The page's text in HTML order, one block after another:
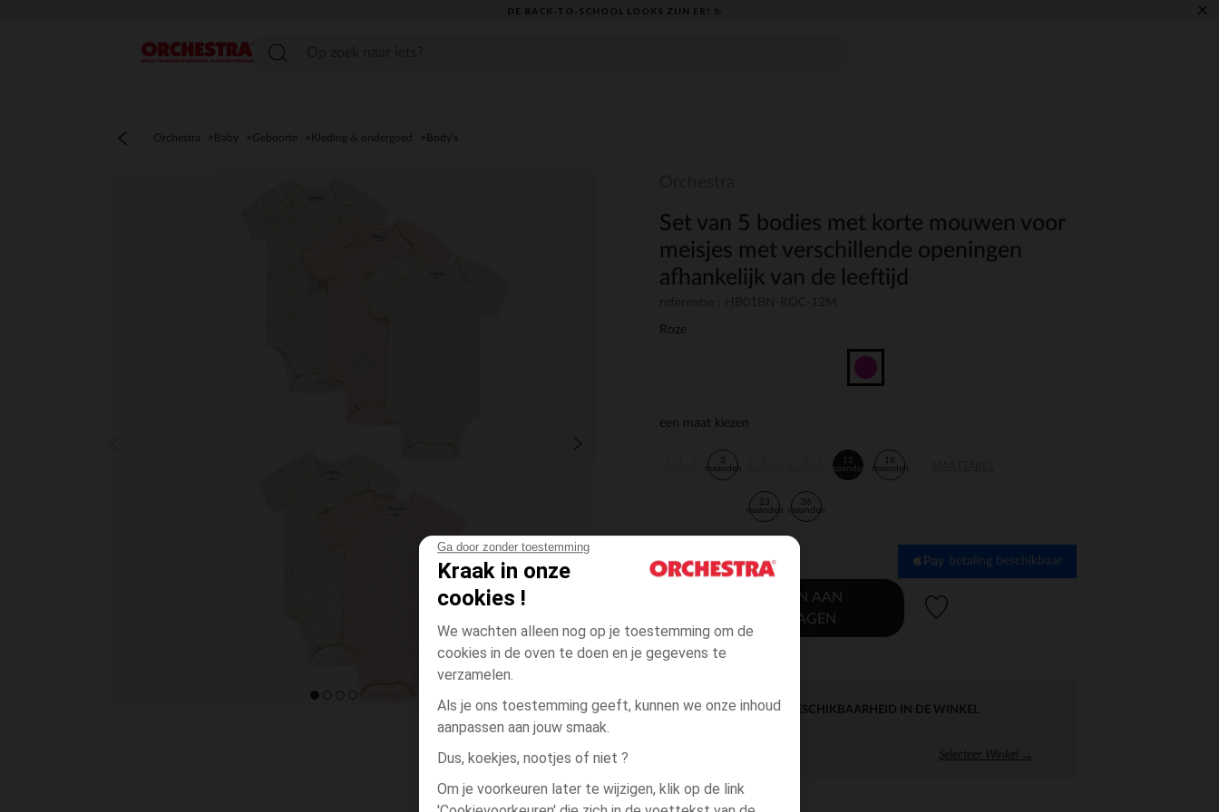
Ga door zonder toestemming
Kraak in onze
cookies !
We wachten alleen nog op je toestemming om de
cookies in de oven te doen en je gegevens te
verzamelen.
Als je ons toestemming geeft, kunnen we onze inhoud
aanpassen aan jouw smaak.
Dus, koekjes, nootjes of niet ?
Om je voorkeuren later te wijzigen, klik op de link
DE BACK-TO-SCHOOL LOOKS ZIJN ER! ✨ ×
menu
Orchestra Baby Geboorte Kleding & ondergoed Body's
Set van 5 bodies met korte mouwen voor
meisjes met verschillende openingen
afhankelijk van de leeftijd
Roze
een maat kiezen
3
maanden
12
maanden
18
maanden
23
maanden
36
maanden
betaling beschikbaar
TOEVOEGEN AAN
WINKELWAGEN
DIRECTE BESCHIKBAARHEID IN DE WINKEL
Selecteer Winkel →